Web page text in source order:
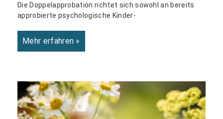
Die Doppelapprobation richtet sich sowohl an bereits
approbierte psychologische Kinder-
Mehr erfahren »